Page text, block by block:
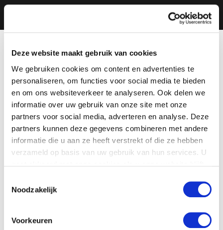
Deze website maakt gebruik van cookies
We gebruiken cookies om content en advertenties te
personaliseren, om functies voor social media te bieden
en om ons websiteverkeer te analyseren. Ook delen we
informatie over uw gebruik van onze site met onze
partners voor social media, adverteren en analyse. Deze
partners kunnen deze gegevens combineren met andere
informatie die u aan ze heeft verstrekt of die ze hebben
verzameld op basis van uw gebruik van hun services. U
Noodzakelijk
Voorkeuren